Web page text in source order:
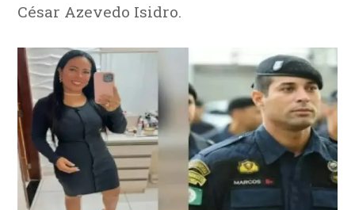
César Azevedo Isidro.